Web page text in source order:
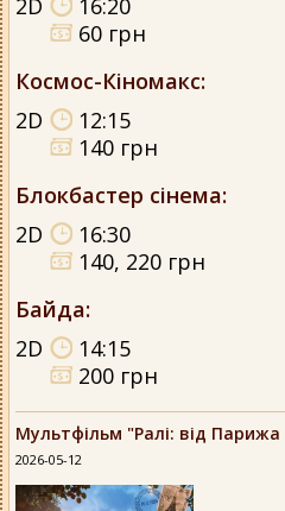
2D
16:20
60 грн
Космос-Кіномакс:
2D
12:15
140 грн
Блокбастер сінема:
2D
16:30
140, 220 грн
Байда:
2D
14:15
200 грн
Мультфільм "Ралі: від Парижа
2026-05-12